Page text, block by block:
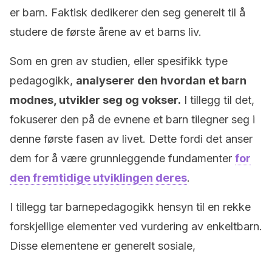
er barn. Faktisk dedikerer den seg generelt til å
studere de første årene av et barns liv.
Som en gren av studien, eller spesifikk type
pedagogikk, analyserer den hvordan et barn
modnes, utvikler seg og vokser. I tillegg til det,
fokuserer den på de evnene et barn tilegner seg i
denne første fasen av livet. Dette fordi det anser
dem for å være grunnleggende fundamenter for
den fremtidige utviklingen deres.
I tillegg tar barnepedagogikk hensyn til en rekke
forskjellige elementer ved vurdering av enkeltbarn.
Disse elementene er generelt sosiale,